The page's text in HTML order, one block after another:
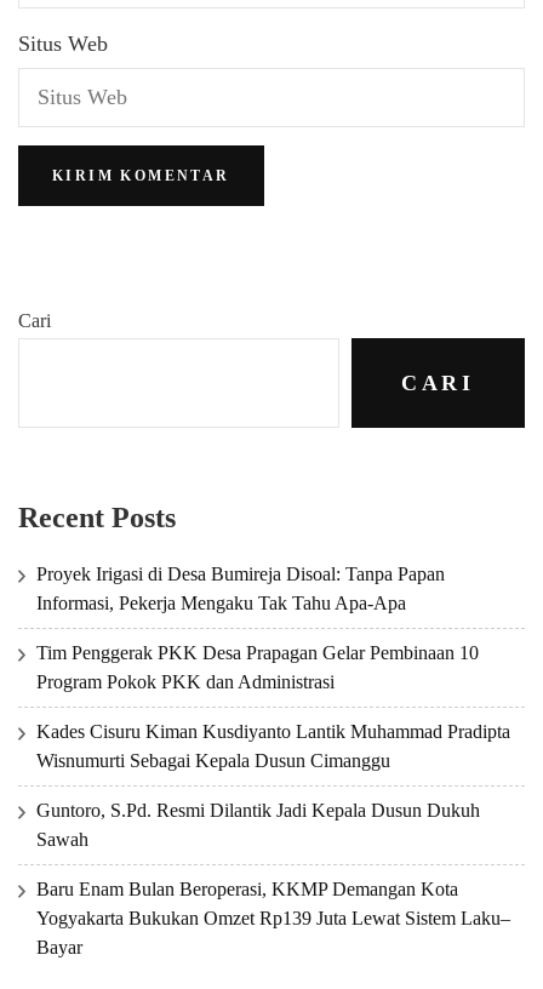
Situs Web
Cari
CARI
Recent Posts
Proyek Irigasi di Desa Bumireja Disoal: Tanpa Papan
Informasi, Pekerja Mengaku Tak Tahu Apa-Apa
Tim Penggerak PKK Desa Prapagan Gelar Pembinaan 10
Program Pokok PKK dan Administrasi
Kades Cisuru Kiman Kusdiyanto Lantik Muhammad Pradipta
Wisnumurti Sebagai Kepala Dusun Cimanggu
Guntoro, S.Pd. Resmi Dilantik Jadi Kepala Dusun Dukuh
Sawah
Baru Enam Bulan Beroperasi, KKMP Demangan Kota
Yogyakarta Bukukan Omzet Rp139 Juta Lewat Sistem Laku–
Bayar